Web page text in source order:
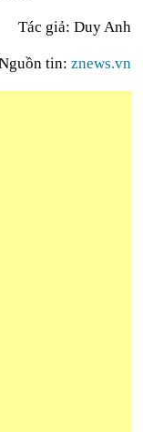
Tác giả: Duy Anh
tin: znews.vn